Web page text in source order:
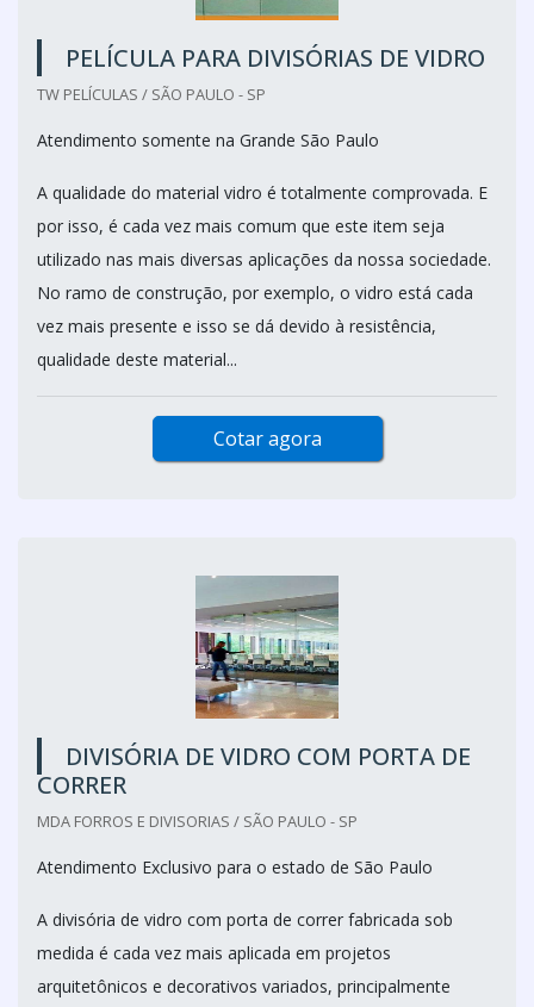
PELÍCULA PARA DIVISÓRIAS DE VIDRO
TW PELÍCULAS / SÃO PAULO - SP
Atendimento somente na Grande São Paulo
A qualidade do material vidro é totalmente comprovada. E
por isso, é cada vez mais comum que este item seja
utilizado nas mais diversas aplicações da nossa sociedade.
No ramo de construção, por exemplo, o vidro está cada
vez mais presente e isso se dá devido à resistência,
qualidade deste material...
Cotar agora
DIVISÓRIA DE VIDRO COM PORTA DE
CORRER
MDA FORROS E DIVISORIAS / SÃO PAULO - SP
Atendimento Exclusivo para o estado de São Paulo
A divisória de vidro com porta de correr fabricada sob
medida é cada vez mais aplicada em projetos
arquitetônicos e decorativos variados, principalmente